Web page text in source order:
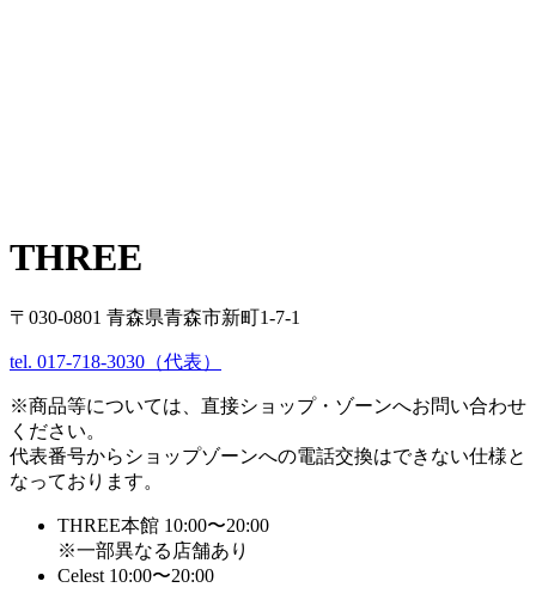
THREE
〒030-0801 青森県青森市新町1-7-1
tel. 017-718-3030（代表）
※商品等については、直接ショップ・ゾーンへお問い合わせ
ください。
代表番号からショップゾーンへの電話交換はできない仕様と
なっております。
THREE本館 10:00〜20:00
※一部異なる店舗あり
Celest 10:00〜20:00